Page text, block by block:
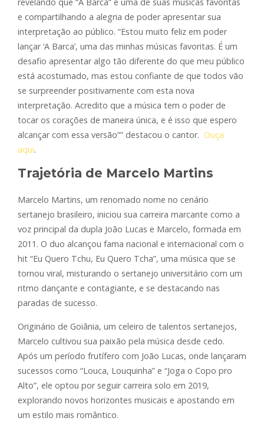
e compartilhando a alegria de poder apresentar sua
interpretação ao público. “Estou muito feliz em poder
lançar ‘A Barca’, uma das minhas músicas favoritas. É um
desafio apresentar algo tão diferente do que meu público
está acostumado, mas estou confiante de que todos vão
se surpreender positivamente com esta nova
interpretação. Acredito que a música tem o poder de
tocar os corações de maneira única, e é isso que espero
alcançar com essa versão”” destacou o cantor. Ouça
aqui.
Trajetória de Marcelo Martins
Marcelo Martins, um renomado nome no cenário
sertanejo brasileiro, iniciou sua carreira marcante como a
voz principal da dupla João Lucas e Marcelo, formada em
2011. O duo alcançou fama nacional e internacional com o
hit “Eu Quero Tchu, Eu Quero Tcha”, uma música que se
tornou viral, misturando o sertanejo universitário com um
ritmo dançante e contagiante, e se destacando nas
paradas de sucesso.
Originário de Goiânia, um celeiro de talentos sertanejos,
Marcelo cultivou sua paixão pela música desde cedo.
Após um período frutífero com João Lucas, onde lançaram
sucessos como “Louca, Louquinha” e “Joga o Copo pro
Alto”, ele optou por seguir carreira solo em 2019,
explorando novos horizontes musicais e apostando em
um estilo mais romântico.